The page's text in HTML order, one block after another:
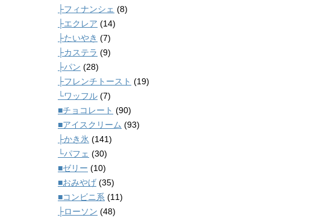
├フィナンシェ (8)
├エクレア (14)
├たいやき (7)
├カステラ (9)
├パン (28)
├フレンチトースト (19)
└ワッフル (7)
■チョコレート (90)
■アイスクリーム (93)
├かき氷 (141)
└パフェ (30)
■ゼリー (10)
■おみやげ (35)
■コンビニ系 (11)
├ローソン (48)